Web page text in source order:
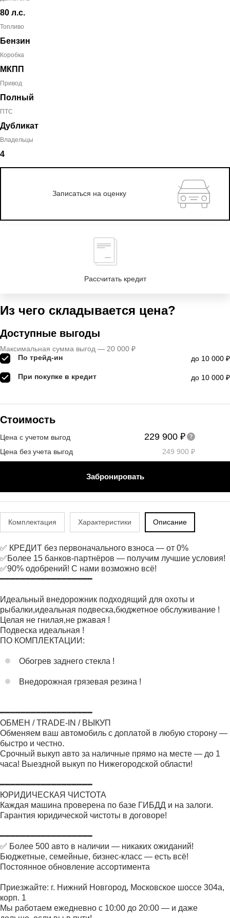
80 л.с.
Топливо
Бензин
Коробка
МКПП
Привод
Полный
ПТС
Дубликат
Владельцы
4
Записаться на оценку
Рассчитать кредит
Из чего складывается цена?
Доступные выгоды
Максимальная сумма выгод — 20 000 ₽
По трейд-ин
до 10 000 ₽
При покупке в кредит до 10 000 ₽
Стоимость
Цена с учетом выгод 229 900 ₽
Цена без учета выгод 249 900 ₽
Забронировать
Комплектация Характеристики Описание
✅ КРЕДИТ без первоначального взноса — от 0%
✅Более 15 банков-партнёров — получим лучшие условия!
✅90% одобрений! С нами возможно всё!
━━━━━━━━━━━━━━━━━━
Идеальный внедорожник подходящий для охоты и
рыбалки,идеальная подвеска,бюджетное обслуживание !
Целая не гнилая,не ржавая !
Подвеска идеальная !
ПО КОМПЛЕКТАЦИИ:
Обогрев заднего стекла !
Внедорожная грязевая резина !
━━━━━━━━━━━━━━━━━━
ОБМЕН / TRADE-IN / ВЫКУП
Обменяем ваш автомобиль с доплатой в любую сторону —
быстро и честно.
Срочный выкуп авто за наличные прямо на месте — до 1
часа! Выездной выкуп по Нижегородской области!
━━━━━━━━━━━━━━━━━━
ЮРИДИЧЕСКАЯ ЧИСТОТА
Каждая машина проверена по базе ГИБДД и на залоги.
Гарантия юридической чистоты в договоре!
━━━━━━━━━━━━━━━━━━
✅ Более 500 авто в наличии — никаких ожиданий!
Бюджетные, семейные, бизнес-класс — есть всё!
Постоянное обновление ассортимента
Приезжайте: г. Нижний Новгород, Московское шоссе 304а,
корп. 1
Мы работаем ежедневно с 10:00 до 20:00 — и даже